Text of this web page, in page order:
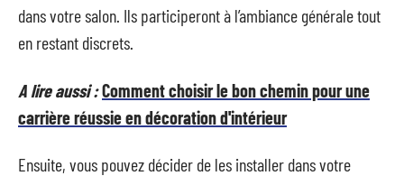
dans votre salon. Ils participeront à l’ambiance générale tout
en restant discrets.
A lire aussi :Comment choisir le bon chemin pour une
carrière réussie en décoration d'intérieur
Ensuite, vous pouvez décider de les installer dans votre